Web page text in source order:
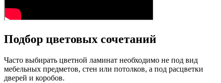
Подбор цветовых сочетаний
Часто выбирать цветной ламинат необходимо не под вид
мебельных предметов, стен или потолков, а под расцветки
дверей и коробов.